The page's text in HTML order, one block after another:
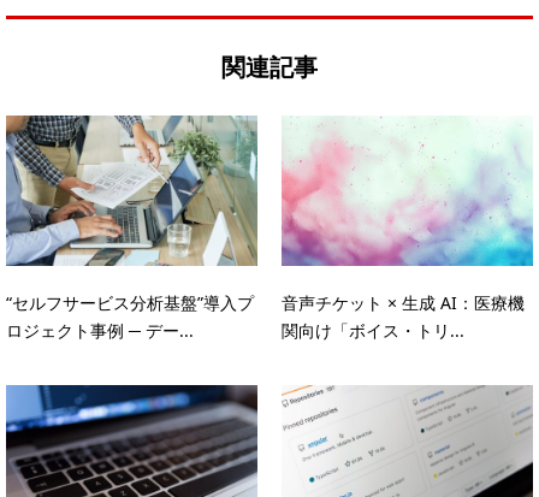
関連記事
“セルフサービス分析基盤”導入プ
ロジェクト事例 ─ デー...
音声チケット × 生成 AI：医療機
関向け「ボイス・トリ...